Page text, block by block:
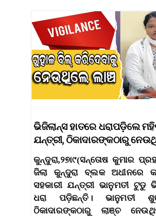
ଭିଜିଲାନ୍ସ ହାତରେ ଧରାପଡ଼ିଲେ
ଯନ୍ତ୍ରୀ, ଠିକାଦାରଙ୍କଠାରୁ
କୁନ୍ଦୁରା,୨୭ା୯(ସନ୍ତୋଷ କୁମାର
ଜିଲା କୁନ୍ଦୁରା ବ୍ଲକ ଅଧୀନରେ
ସହକାରୀ ଯନ୍ତ୍ରୀ ଭାନୁମତୀ ଟୁଡୁ
ଧରା ପଡ଼ିଛନ୍ତି। ଭାନୁମତୀ
ଠିକାଦାରଙ୍କଠାରୁ ଲାଞ୍ଚ